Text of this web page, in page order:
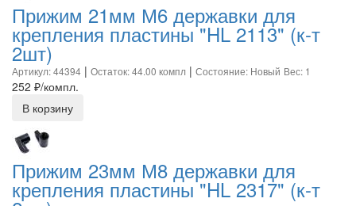
Прижим 21мм М6 державки для
крепления пластины "HL 2113" (к-т
2шт)
Артикул: 44394 | Остаток: 44.00 компл | Состояние: Новый Вес: 1
252 ₽/компл.
В корзину
Прижим 23мм М8 державки для
крепления пластины "HL 2317" (к-т